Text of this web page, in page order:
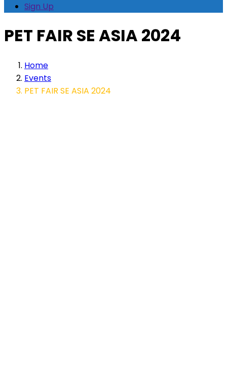
Sign Up
PET FAIR SE ASIA 2024
Home
Events
PET FAIR SE ASIA 2024